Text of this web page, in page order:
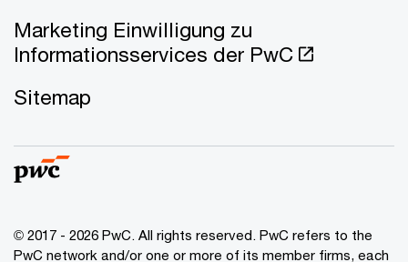
Marketing Einwilligung zu
Informationsservices der PwC
Sitemap
© 2017 - 2026 PwC. All rights reserved. PwC refers to the
PwC network and/or one or more of its member firms, each